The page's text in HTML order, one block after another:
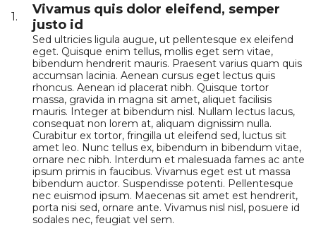
1.
Vivamus quis dolor eleifend, semper
justo id
Sed ultricies ligula augue, ut pellentesque ex eleifend
eget. Quisque enim tellus, mollis eget sem vitae,
bibendum hendrerit mauris. Praesent varius quam quis
accumsan lacinia. Aenean cursus eget lectus quis
rhoncus. Aenean id placerat nibh. Quisque tortor
massa, gravida in magna sit amet, aliquet facilisis
mauris. Integer at bibendum nisl. Nullam lectus lacus,
consequat non lorem at, aliquam dignissim nulla.
Curabitur ex tortor, fringilla ut eleifend sed, luctus sit
amet leo. Nunc tellus ex, bibendum in bibendum vitae,
ornare nec nibh. Interdum et malesuada fames ac ante
ipsum primis in faucibus. Vivamus eget est ut massa
bibendum auctor. Suspendisse potenti. Pellentesque
nec euismod ipsum. Maecenas sit amet est hendrerit,
porta nisi sed, ornare ante. Vivamus nisl nisl, posuere id
sodales nec, feugiat vel sem.